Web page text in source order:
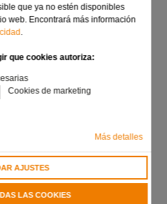
que ya no estén disponibles
web. Encontrará más información
que cookies autoriza:
Cookies de marketing
Más detalles
AJUSTES
LAS COOKIES
pueden realizarse formas
en un solo proceso de
logístico y planificación de